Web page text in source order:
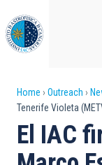
to
main
content
Home Outreach
Tenerife Violeta
El IAC